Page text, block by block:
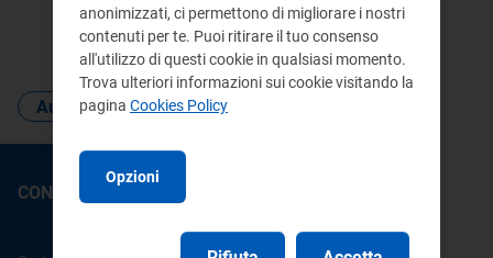
Pagina aggiornata 26 gennaio 2023
Autorità trasparente
CONTATTI
anonimizzati, ci permettono di migliorare i nostri
contenuti per te. Puoi ritirare il tuo consenso
all'utilizzo di questi cookie in qualsiasi momento.
Trova ulteriori informazioni sui cookie visitando la
pagina Cookies Policy
Opzioni